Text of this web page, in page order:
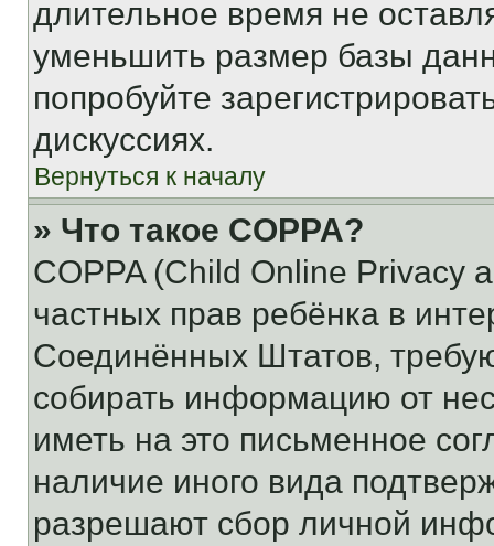
длительное время не
уменьшить размер базы
попробуйте
дискуссиях.
Вернуться к началу
» Что такое COPPA?
COPPA (Child Online Privacy
частных прав ребёнка в
Соединённых Штатов,
собирать информацию от
иметь на это письменное
наличие иного вида
разрешают сбор личной